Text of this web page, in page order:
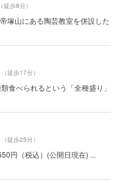
（徒歩8分）
塚山にある陶芸教室を併設した
（徒歩17分）
食べられるという「全種盛り」
（徒歩25分）
円（税込）(公開日現在) ...